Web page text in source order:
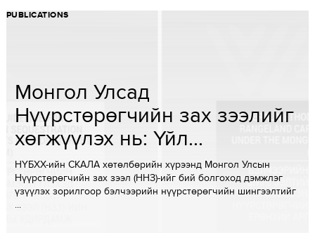
PUBLICATIONS
Монгол Улсад
Нүүрстөрөгчийн зах зээлийг
хөгжүүлэх нь: Үйл...
НҮБХХ-ийн СКАЛА хөтөлбөрийн хүрээнд Монгол Улсын
Нүүрстөрөгчийн зах зээл (ННЗ)-ийг бий болгоход дэмжлэг
үзүүлэх зорилгоор бэлчээрийн нүүрстөрөгчийн шингээлтийг
...